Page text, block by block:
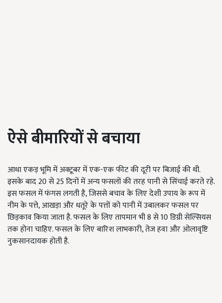
ऐसे बीमारियों से बचाया
आधा एकड़ भूमि में अक्टूबर में एक-एक फीट की दूरी पर बिजाई की थी.
इसके बाद 20 से 25 दिनों में अन्य फसलों की तरह पानी से सिंचाई करते रहे.
इस फसल में फंगस लगती है, जिससे बचाव के लिए देशी उपाय के रूप में
नीम के पत्ते, आखड़ा और धतूरे के पत्तों को पानी में उबालकर फसल पर
छिड़काव किया जाता है. फसल के लिए तापमान भी 8 से 10 डिग्री सेल्सियस
तक होना चाहिए. फसल के लिए बारिश लाभकारी, तेज हवा और ओलावृष्टि
नुकसानदायक होती है.